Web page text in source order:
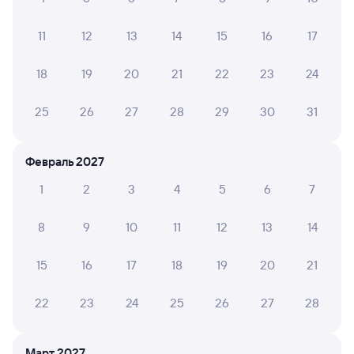
Смоленск Центральный
Черняховск
22:46 12:03
14 ч 17 м в пути
Плацкарт
от 3 ⁠231 ⁠₽ 5 ⁠792 ⁠₽
Найдём билет на поезд за вас
11 12 13 14 15 16 17
18 19 20 21 22 23 24
25 26 27 28 29 30 31
Февраль 2027
1
2 3 4 5 6 7
8 9 10 11 12 13 14
15 16 17 18 19 20 21
22 23 24 25 26 27 28